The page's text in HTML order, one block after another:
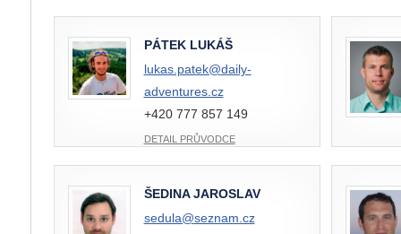
PÁTEK LUKÁŠ
lukas.patek@daily-
adventures.cz
+420 777 857 149
DETAIL PRŮVODCE
ŠEDINA JAROSLAV
sedula@seznam.cz